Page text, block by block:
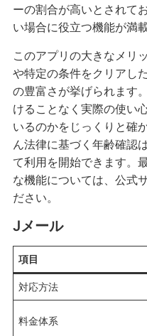
ーの割合が高いとされて
い場合に役立つ機能が満載
このアプリの大きなメリ
や特定の条件をクリアし
の豊富さが挙げられます
けることなく実際の使い
いるのかをじっくりと確
ん法律に基づく年齢確認
て利用を開始できます。
な機能については、公式
ださい。
Jメール
項目
対応方法
料金体系